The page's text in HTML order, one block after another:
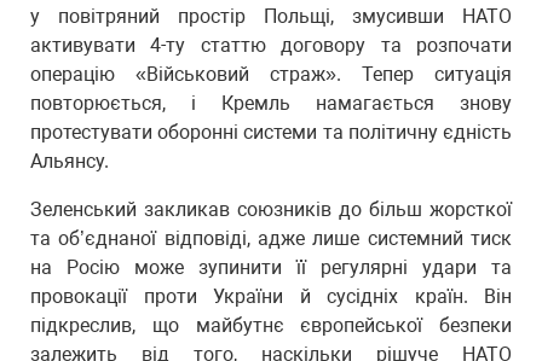
у повітряний простір Польщі, змусивши НАТО
активувати 4-ту статтю договору та розпочати
операцію «Військовий страж». Тепер ситуація
повторюється, і Кремль намагається знову
протестувати оборонні системи та політичну єдність
Альянсу.
Зеленський закликав союзників до більш жорсткої
та об’єднаної відповіді, адже лише системний тиск
на Росію може зупинити її регулярні удари та
провокації проти України й сусідніх країн. Він
підкреслив, що майбутнє європейської безпеки
залежить від того, наскільки рішуче НАТО